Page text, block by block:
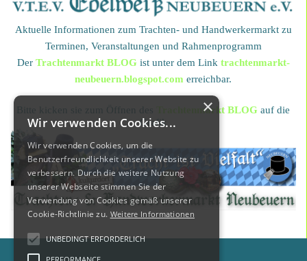
Aktuelle Informationen zum Trachten- und Handwerkermarkt zu
Terminen, Veranstaltungen und Rahmenprogramm
Der Trachtenmarkt BLOG ist unter dem Link trachtenmarkt-
neubeuern.blogspot.com erreichbar.
Trachtenmarkt BLOG auf die
Grafik
×
Wir verwenden Cookies...
Wir verwenden Cookies, um die
Benutzerfreundlichkeit unserer Website zu
verbessern. Durch die weitere Nutzung
unserer Webseite stimmen Sie der
Verwendung von Cookies gemäß unserer
Cookie-Richtlinie zu. Weitere Informationen
UNBEDINGT ERFORDERLICH